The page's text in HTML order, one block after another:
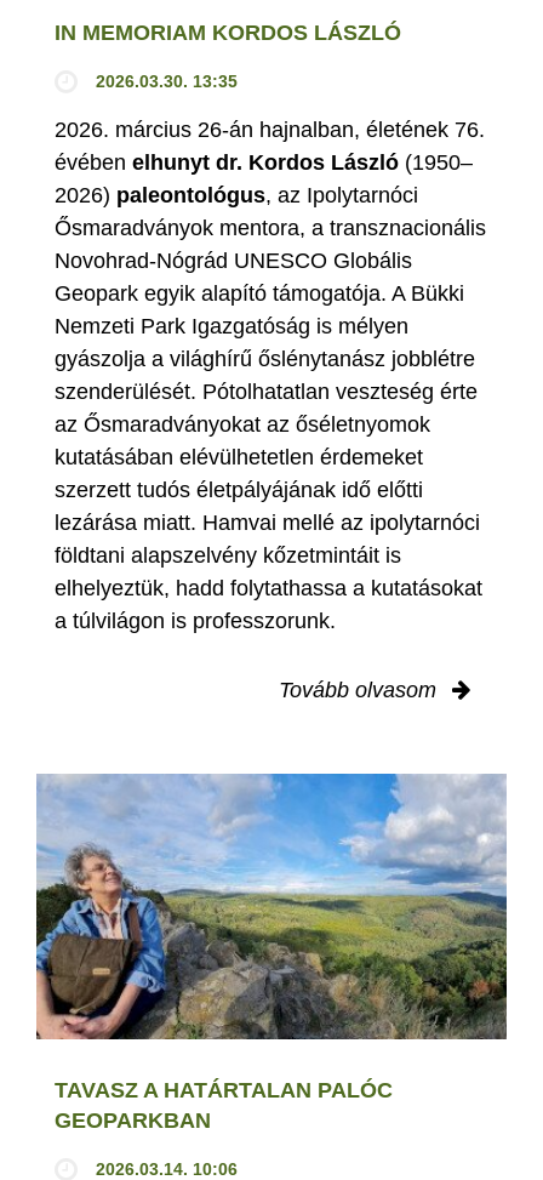
IN MEMORIAM KORDOS LÁSZLÓ
2026.03.30. 13:35
2026. március 26-án hajnalban, életének 76.
évében elhunyt dr. Kordos László (1950–
2026) paleontológus, az Ipolytarnóci
Ősmaradványok mentora, a transznacionális
Novohrad-Nógrád UNESCO Globális
Geopark egyik alapító támogatója. A Bükki
Nemzeti Park Igazgatóság is mélyen
gyászolja a világhírű őslénytanász jobblétre
szenderülését. Pótolhatatlan veszteség érte
az Ősmaradványokat az őséletnyomok
kutatásában elévülhetetlen érdemeket
szerzett tudós életpályájának idő előtti
lezárása miatt. Hamvai mellé az ipolytarnóci
földtani alapszelvény kőzetmintáit is
elhelyeztük, hadd folytathassa a kutatásokat
a túlvilágon is professzorunk.
Tovább olvasom
TAVASZ A HATÁRTALAN PALÓC
GEOPARKBAN
2026.03.14. 10:06